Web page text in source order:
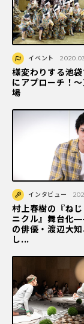
イベント
様変わりする池
にアプローチ！
場
インタビュー
村上春樹の『ね
ニクル』舞台化
の俳優・渡辺大
し...